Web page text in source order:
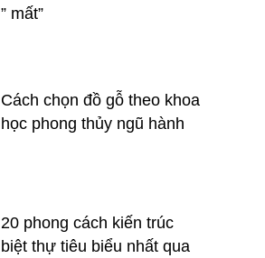
” mất”
Cách chọn đồ gỗ theo khoa
học phong thủy ngũ hành
20 phong cách kiến trúc
biệt thự tiêu biểu nhất qua